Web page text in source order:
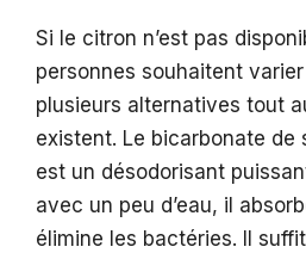
Si le citron n’est pas
personnes souhaitent
plusieurs alternatives tout
existent. Le bicarbonate de
est un désodorisant
avec un peu d’eau, il
élimine les bactéries. Il